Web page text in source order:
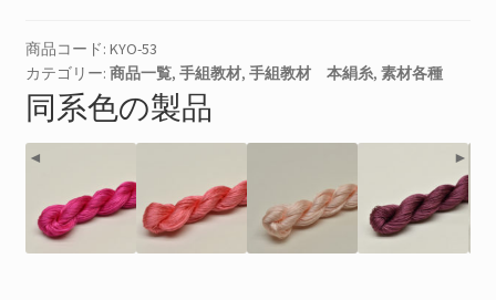
教
材
＃
５
３
商品コード: KYO-53
カテゴリー: 商品一覧, 手組教材, 手組教材 本絹糸, 素材各種
同系色の製品
◄ ►